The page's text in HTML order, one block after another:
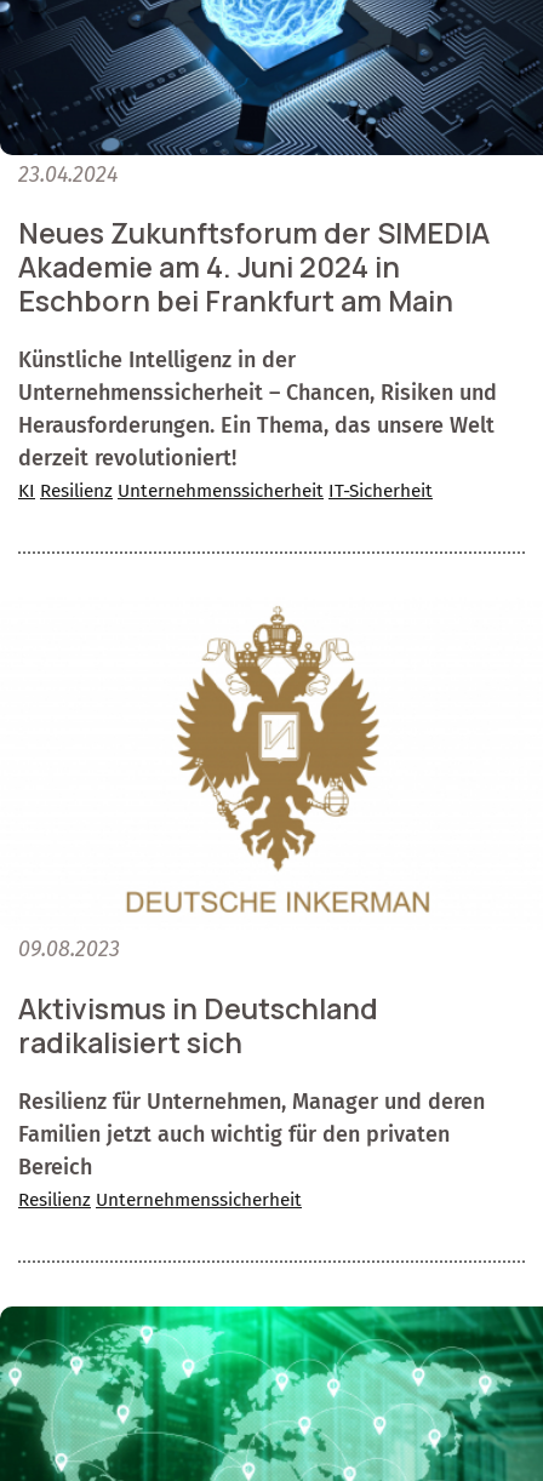
23.04.2024
Neues Zukunftsforum der SIMEDIA
Akademie am 4. Juni 2024 in
Eschborn bei Frankfurt am Main
Künstliche Intelligenz in der
Unternehmenssicherheit – Chancen, Risiken und
Herausforderungen. Ein Thema, das unsere Welt
derzeit revolutioniert!
KI Resilienz Unternehmenssicherheit IT-Sicherheit
09.08.2023
Aktivismus in Deutschland
radikalisiert sich
Resilienz für Unternehmen, Manager und deren
Familien jetzt auch wichtig für den privaten
Bereich
Resilienz Unternehmenssicherheit